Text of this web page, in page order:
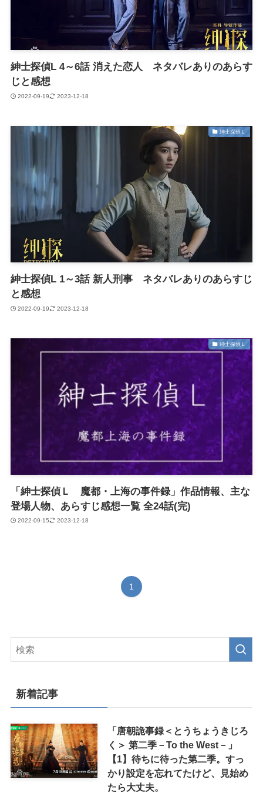
紳士探偵L 4～6話 消えた恋人 ネタバレありのあらす
じと感想
2022-09-19 2023-12-18
紳士探偵Ｌ
紳士探偵L 1～3話 新人刑事 ネタバレありのあらすじ
と感想
2022-09-19 2023-12-18
紳士探偵Ｌ
「紳士探偵Ｌ 魔都・上海の事件録」作品情報、主な
登場人物、あらすじ感想一覧 全24話(完)
2022-09-15 2023-12-18
1
新着記事
「唐朝詭事録＜とうちょうきじろ
く＞ 第二季－To the West－」
【1】待ちに待った第二季。すっ
かり設定を忘れてたけど、見始め
たら大丈夫。